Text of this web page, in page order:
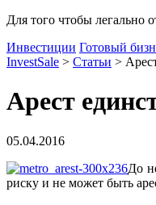
Для того чтобы легально
Инвестиции Готовый
InvestSale > Статьи >
Арест
05.04.2016
До
риску и не может быть